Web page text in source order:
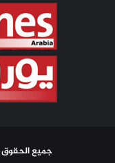
جميع الحقوق